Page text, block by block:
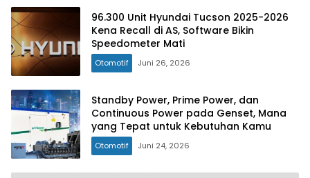
96.300 Unit Hyundai Tucson 2025-2026
Kena Recall di AS, Software Bikin
Speedometer Mati
Otomotif Juni 26, 2026
Standby Power, Prime Power, dan
Continuous Power pada Genset, Mana
yang Tepat untuk Kebutuhan Kamu
Otomotif Juni 24, 2026